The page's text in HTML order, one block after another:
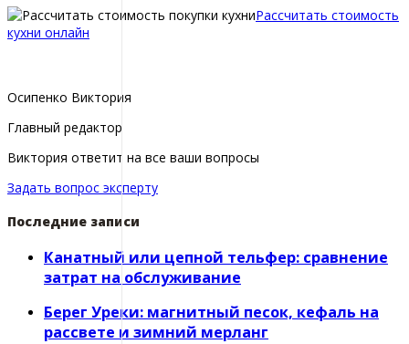
Рассчитать стоимость
кухни онлайн
Осипенко Виктория
Главный редактор
Виктория ответит на все ваши вопросы
Задать вопрос эксперту
Последние записи
Канатный или цепной тельфер: сравнение
затрат на обслуживание
Берег Уреки: магнитный песок, кефаль на
рассвете и зимний мерланг